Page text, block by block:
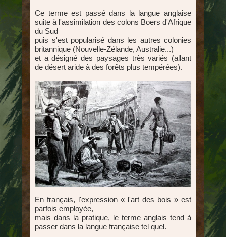
Ce terme est passé dans la langue anglaise
suite à l'assimilation des colons Boers d'Afrique
du Sud
puis s'est popularisé dans les autres colonies
britannique (Nouvelle-Zélande, Australie...)
et a désigné des paysages très variés (allant
de désert aride à des forêts plus tempérées).
En français, l'expression « l'art des bois » est
parfois employée,
mais dans la pratique, le terme anglais tend à
passer dans la langue française tel quel.